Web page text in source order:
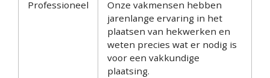
Professioneel
Onze vakmensen hebben
jarenlange ervaring in het
plaatsen van hekwerken en
weten precies wat er nodig is
voor een vakkundige
plaatsing.